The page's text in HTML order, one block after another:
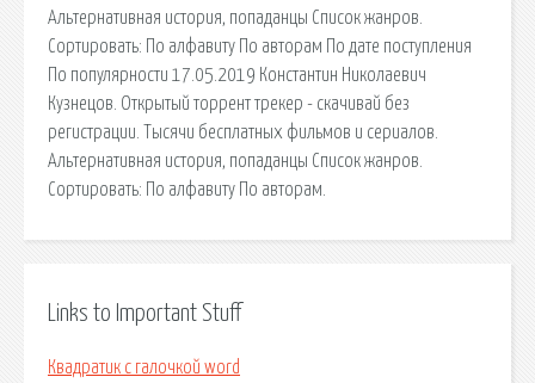
Альтернативная история, попаданцы Список жанров.
Сортировать: По алфавиту По авторам По дате поступления
По популярности 17.05.2019 Константин Николаевич
Кузнецов. Открытый торрент трекер - скачивай без
регистрации. Тысячи бесплатных фильмов и сериалов.
Альтернативная история, попаданцы Список жанров.
Сортировать: По алфавиту По авторам.
Links to Important Stuff
Квадратик с галочкой word